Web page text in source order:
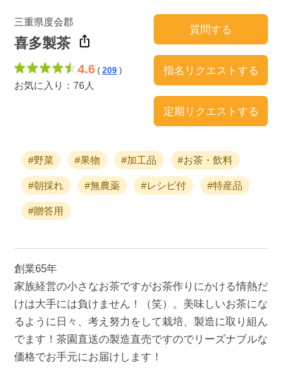
三重県度会郡
喜多製茶
4.6 ( 209 )
お気に入り：76人
質問する
指名リクエストする
定期リクエストする
#野菜 #果物 #加工品 #お茶・飲料
#朝採れ #無農薬 #レシピ付 #特産品
#贈答用
創業65年
家族経営の小さなお茶ですがお茶作りにかける情熱だ
けは大手には負けません！（笑）。美味しいお茶にな
るように日々、考え努力をして栽培、製造に取り組ん
でます！茶園直送の製造直売ですのでリーズナブルな
価格でお手元にお届けします！